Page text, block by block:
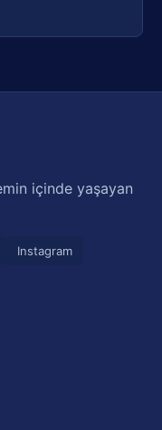
içinde yaşayan
Instagram